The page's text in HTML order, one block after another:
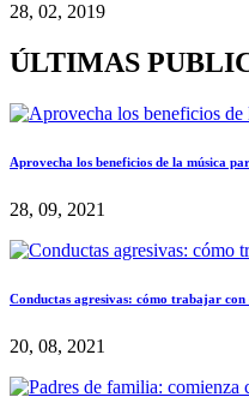
28, 02, 2019
ÚLTIMAS
Aprovecha los beneficios de la música
28, 09, 2021
Conductas agresivas: cómo trabajar con
20, 08, 2021